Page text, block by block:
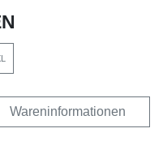
Wareninformationen